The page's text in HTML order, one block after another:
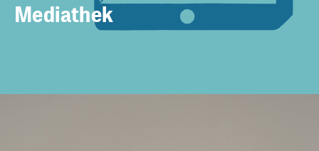
Mediathek